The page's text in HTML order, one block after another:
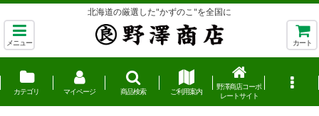
北海道の厳選した"かずのこ"を全国に
メニュー カート
カテゴリ マイページ 商品検索 ご利用案内
野澤商店コーポ
レートサイト